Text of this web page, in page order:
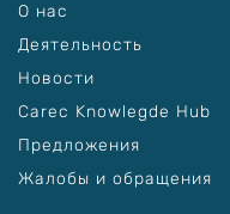
О нас
Деятельность
Новости
Carec Knowlegde Hub
Предложения
Жалобы и обращения